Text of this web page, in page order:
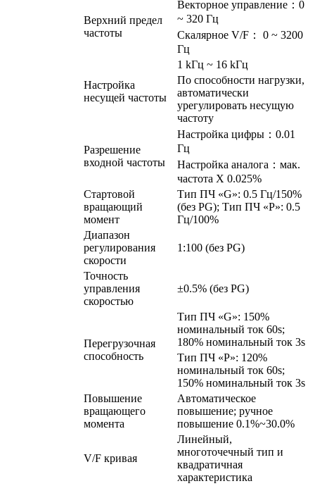
Верхний предел
частоты
Векторное управление：0
~ 320 Гц
Скалярное V/F： 0 ~ 3200
Гц
Настройка
несущей частоты
1 kГц ~ 16 kГц
По способности нагрузки,
автоматически
урегулировать несущую
частоту
Разрешение
входной частоты
Настройка цифры：0.01
Гц
Настройка аналога：мак.
частота X 0.025%
Стартовой
вращающий
момент
Тип ПЧ «G»: 0.5 Гц/150%
(без PG); Тип ПЧ «P»: 0.5
Гц/100%
Диапазон
регулирования
скорости
1:100 (без PG)
Точность
управления
скоростью
±0.5% (без PG)
Перегрузочная
способность
Тип ПЧ «G»: 150%
номинальный ток 60s;
180% номинальный ток 3s
Тип ПЧ «P»: 120%
номинальный ток 60s;
150% номинальный ток 3s
Повышение
вращающего
момента
Автоматическое
повышение; ручное
повышение 0.1%~30.0%
V/F кривая
Линейный,
многоточечный тип и
квадратичная
характеристика